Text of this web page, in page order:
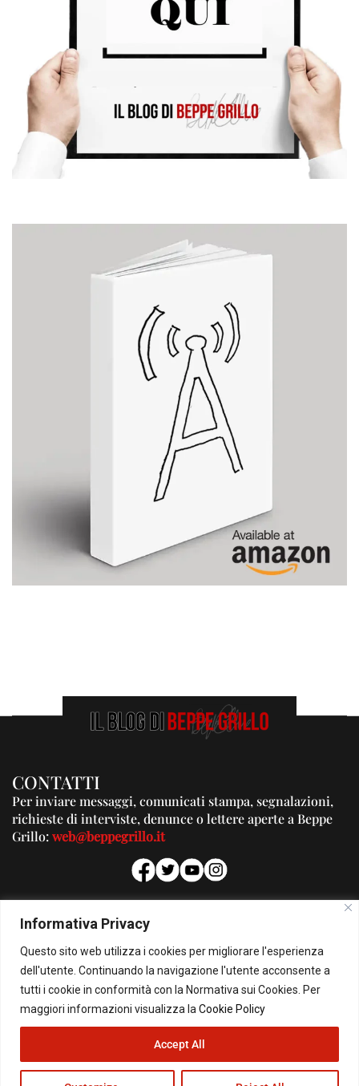
Informativa Privacy
Questo sito web utilizza i cookies per migliorare l'esperienza
dell'utente. Continuando la navigazione l'utente acconsente a
tutti i cookie in conformità con la Normativa sui Cookies. Per
maggiori informazioni visualizza la Cookie Policy
Accept All
CONTATTI
Per inviare messaggi, comunicati stampa, segnalazioni,
richieste di interviste, denunce o lettere aperte a Beppe
Grillo:web@beppegrillo.it
PUBBLICITA'
Per la tua pubblicità su questo Blog:
pubblicita@beppegrillo.it
© Copyright 2026 - Il Blog di Beppe Grillo. All Rights Reserved - Powered by
happygrafic.com